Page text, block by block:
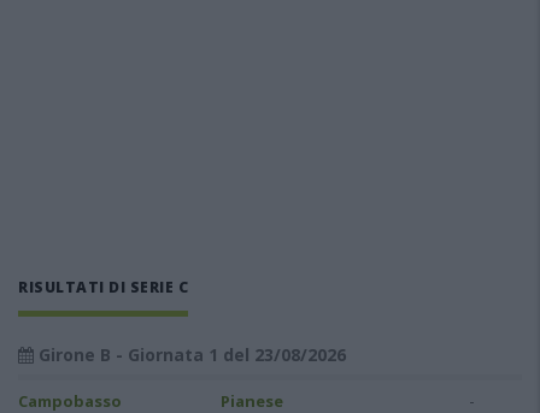
RISULTATI DI SERIE C
Girone B - Giornata 1 del 23/08/2026
Campobasso Pianese -